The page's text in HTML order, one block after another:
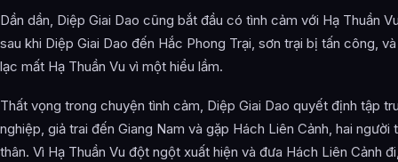
Dần dần, Diệp Giai Dao cũng bắt đầu có tình cảm với Hạ Thuần
sau khi Diệp Giai Dao đến Hắc Phong Trại, sơn trại bị tấn công,
lạc mất Hạ Thuần Vu vì một hiểu lầm.
Thất vọng trong chuyện tình cảm, Diệp Giai Dao quyết định tập
nghiệp, giả trai đến Giang Nam và gặp Hách Liên Cảnh, hai người
thân. Vì Hạ Thuần Vu đột ngột xuất hiện và đưa Hách Liên Cảnh